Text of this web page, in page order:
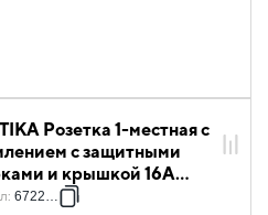
Розетка 1-местная с
с защитными
и крышкой 16А
белый IEK
: 6722261